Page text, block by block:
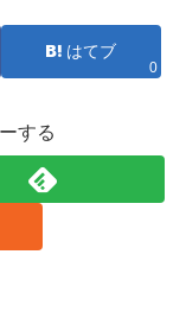
はてブ
0
する